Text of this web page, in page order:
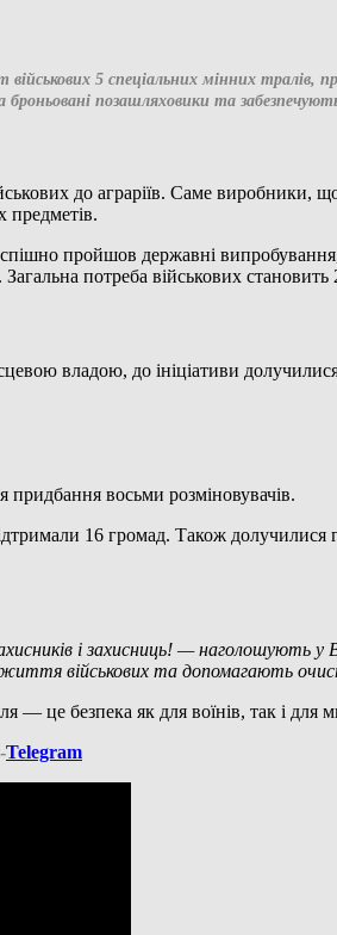
військових 5 спеціальних мінних
позашляховики та
до аграріїв. Саме
предметів.
пройшов державні
потреба військових становить
владою, до ініціативи
восьми розміновувачів.
16 громад. Також долучилися
і захисниць! — наголошують у
військових та допомагають
— це безпека як для воїнів, так і для
Telegram